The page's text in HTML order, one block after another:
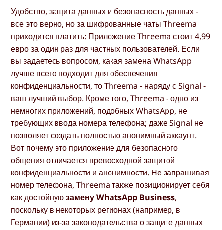
Удобство, защита данных и безопасность данных -
все это верно, но за шифрованные чаты Threema
приходится платить: Приложение Threema стоит 4,99
евро за один раз для частных пользователей. Если
вы задаетесь вопросом, какая замена WhatsApp
лучше всего подходит для обеспечения
конфиденциальности, то Threema - наряду с Signal -
ваш лучший выбор. Кроме того, Threema - одно из
немногих приложений, подобных WhatsApp, не
требующих ввода номера телефона; даже Signal не
позволяет создать полностью анонимный аккаунт.
Вот почему это приложение для безопасного
общения отличается превосходной защитой
конфиденциальности и анонимности. Не запрашивая
номер телефона, Threema также позиционирует себя
как достойнуюзамену WhatsApp Business,
поскольку в некоторых регионах (например, в
Германии) из-за законодательства о защите данных